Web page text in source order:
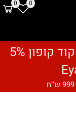
לרגל פתיחת האתר המחודש! קוד קופון 5%
0 0